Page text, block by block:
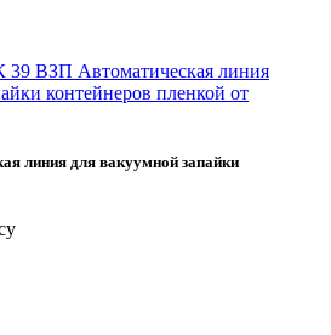
линия для вакуумной запайки